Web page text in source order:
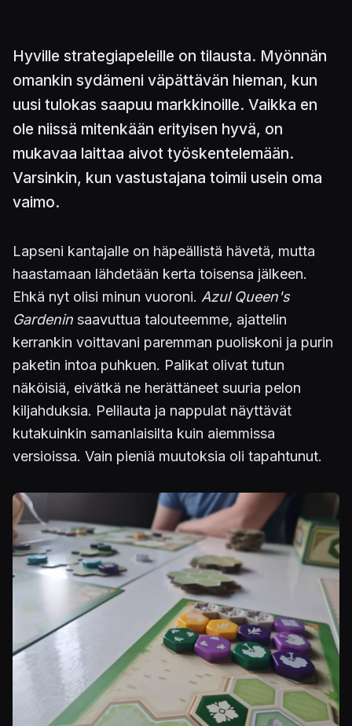
Hyville strategiapeleille on tilausta. Myönnän
omankin sydämeni väpättävän hieman, kun
uusi tulokas saapuu markkinoille. Vaikka en
ole niissä mitenkään erityisen hyvä, on
mukavaa laittaa aivot työskentelemään.
Varsinkin, kun vastustajana toimii usein oma
vaimo.
Lapseni kantajalle on häpeällistä hävetä, mutta
haastamaan lähdetään kerta toisensa jälkeen.
Ehkä nyt olisi minun vuoroni. Azul Queen's
Gardenin saavuttua talouteemme, ajattelin
kerrankin voittavani paremman puoliskoni ja purin
paketin intoa puhkuen. Palikat olivat tutun
näköisiä, eivätkä ne herättäneet suuria pelon
kiljahduksia. Pelilauta ja nappulat näyttävät
kutakuinkin samanlaisilta kuin aiemmissa
versioissa. Vain pieniä muutoksia oli tapahtunut.
Kuva